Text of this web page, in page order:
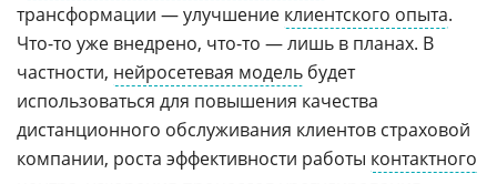
трансформации — улучшение клиентского опыта.
Что-то уже внедрено, что-то — лишь в планах. В
частности, нейросетевая модель будет
использоваться для повышения качества
дистанционного обслуживания клиентов страховой
компании, роста эффективности работы контактного